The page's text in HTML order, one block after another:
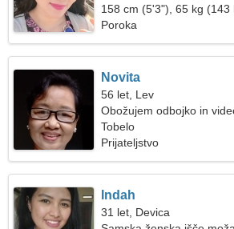
158 cm (5'3"), 65 kg (143
Poroka
Novita
56 let, Lev
Obožujem odbojko in
Tobelo
Prijateljstvo
Indah
31 let, Devica